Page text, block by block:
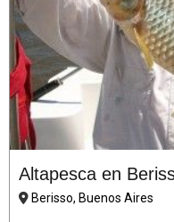
Altapesca en
Berisso, Buenos Aires